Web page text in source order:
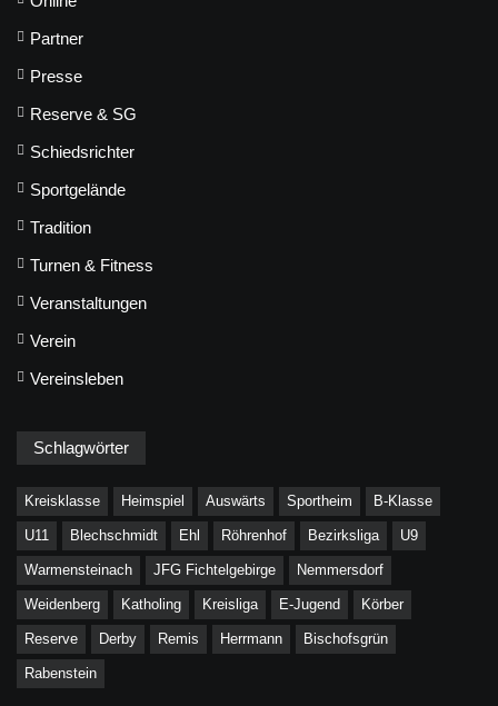
Partner
Presse
Reserve & SG
Schiedsrichter
Sportgelände
Tradition
Turnen & Fitness
Veranstaltungen
Verein
Vereinsleben
Schlagwörter
Kreisklasse Heimspiel Auswärts Sportheim B-Klasse
U11 Blechschmidt Ehl Röhrenhof Bezirksliga U9
Warmensteinach JFG Fichtelgebirge Nemmersdorf
Weidenberg Katholing Kreisliga E-Jugend Körber
Reserve Derby Remis Herrmann Bischofsgrün
Rabenstein